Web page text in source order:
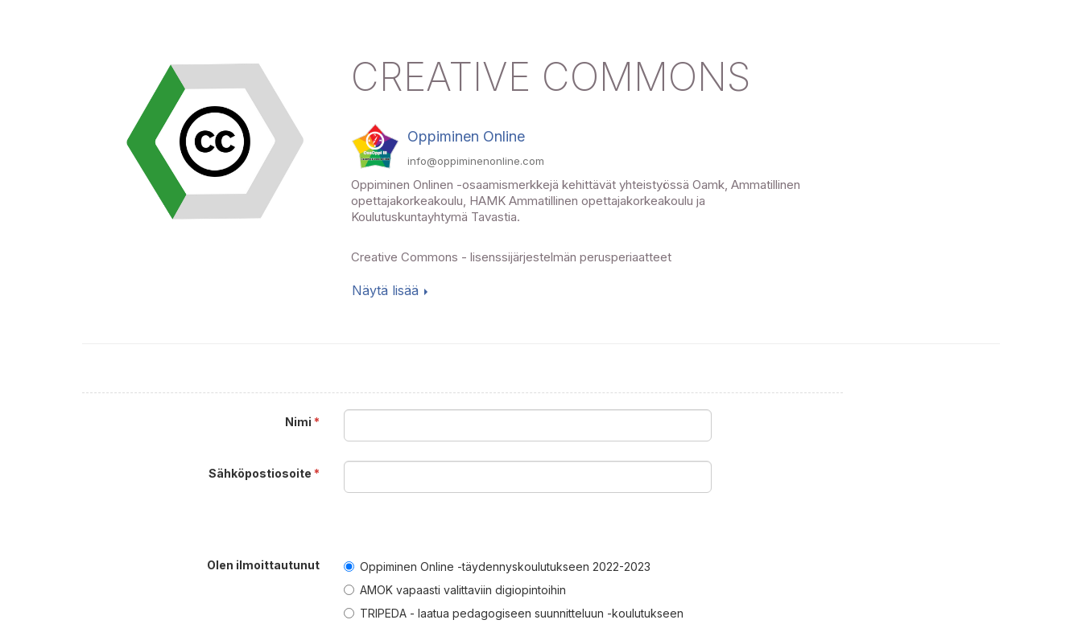
CREATIVE COMMONS
Oppiminen Online
info@oppiminenonline.com
Oppiminen Onlinen -osaamismerkkejä kehittävät yhteistyössä Oamk, Ammatillinen
opettajakorkeakoulu, HAMK Ammatillinen opettajakorkeakoulu ja
Koulutuskuntayhtymä Tavastia.
Creative Commons - lisenssijärjestelmän perusperiaatteet
Näytä lisää
Nimi *
Sähköpostiosoite *
Olen ilmoittautunut
Oppiminen Online -täydennyskoulutukseen 2022-2023
AMOK vapaasti valittaviin digiopintoihin
TRIPEDA - laatua pedagogiseen suunnitteluun -koulutukseen